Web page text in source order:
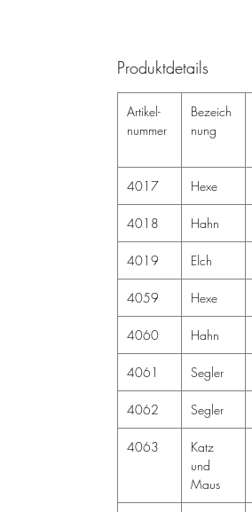
Produktdetails
Artikel-
nummer
Bezeich
nung
4017 Hexe
4018 Hahn
4019 Elch
4059 Hexe
4060 Hahn
4061 Segler
4062 Segler
4063
Katz
und
Maus